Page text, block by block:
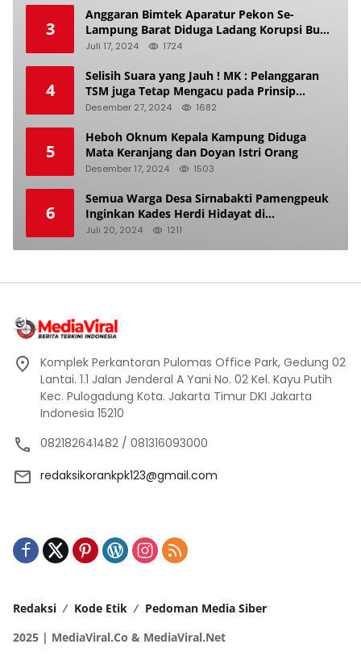
3
Anggaran Bimtek Aparatur Pekon Se-
Lampung Barat Diduga Ladang Korupsi Buat
Makan Anak Istri
Juli 17, 2024 1724
4
Selisih Suara yang Jauh ! MK : Pelanggaran
TSM juga Tetap Mengacu pada Prinsip
Keadilan Pemilu
Desember 27, 2024 1682
5
Heboh Oknum Kepala Kampung Diduga
Mata Keranjang dan Doyan Istri Orang
Desember 17, 2024 1503
6
Semua Warga Desa Sirnabakti Pamengpeuk
Inginkan Kades Herdi Hidayat di
Berhentikan Dari Jabatan nya
Juli 20, 2024 1211
Komplek Perkantoran Pulomas Office Park, Gedung 02
Lantai. 1.1 Jalan Jenderal A Yani No. 02 Kel. Kayu Putih
Kec. Pulogadung Kota. Jakarta Timur DKI Jakarta
Indonesia 15210
082182641482 / 081316093000
redaksikorankpk123@gmail.com
Redaksi Kode Etik
Pedoman Media Siber
2025 | MediaViral.Co & MediaViral.Net